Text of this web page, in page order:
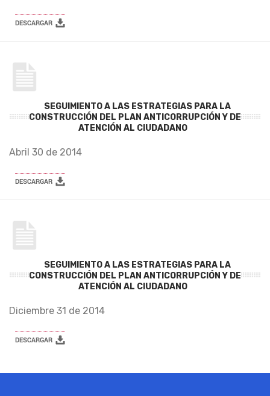
SEGUIMIENTO A LAS ESTRATEGIAS PARA LA
CONSTRUCCIÓN DEL PLAN ANTICORRUPCIÓN Y DE
ATENCIÓN AL CIUDADANO
Abril 30 de 2014
SEGUIMIENTO A LAS ESTRATEGIAS PARA LA
CONSTRUCCIÓN DEL PLAN ANTICORRUPCIÓN Y DE
ATENCIÓN AL CIUDADANO
Diciembre 31 de 2014